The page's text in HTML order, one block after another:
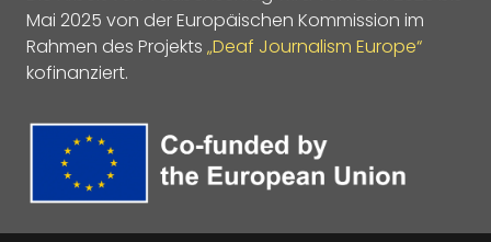
Mai 2025 von der Europäischen Kommission im
Rahmen des Projekts „Deaf Journalism Europe“
kofinanziert.